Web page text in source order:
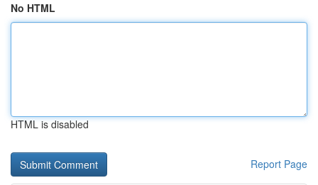
No HTML
HTML is disabled
Report Page